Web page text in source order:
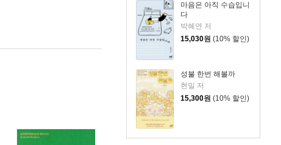
마음은 아직 수습입니
다
박혜연 저
15,030원 (10% 할인)
성불 한번 해볼까
현밀 저
15,300원 (10% 할인)